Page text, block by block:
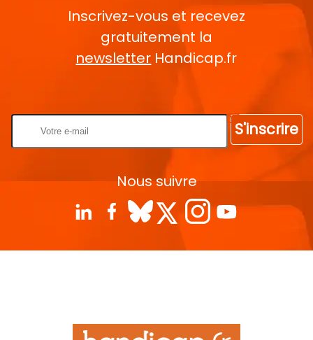
Inscrivez-vous et recevez
gratuitement la
newsletter Handicap.fr
S'inscrire
Nous suivre